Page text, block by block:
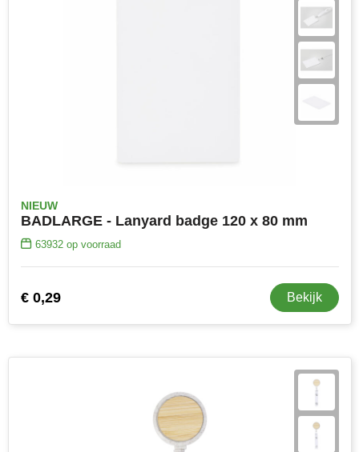
NIEUW
BADLARGE - Lanyard badge 120 x 80 mm
63932op voorraad
€ 0,29 Bekijk